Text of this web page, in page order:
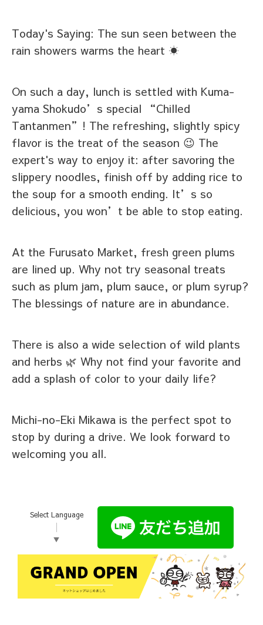
Today's Saying: The sun seen between the
rain showers warms the heart ☀️
On such a day, lunch is settled with Kuma-
yama Shokudo’s special “Chilled
Tantanmen”! The refreshing, slightly spicy
flavor is the treat of the season 😉 The
expert's way to enjoy it: after savoring the
slippery noodles, finish off by adding rice to
the soup for a smooth ending. It’s so
delicious, you won’t be able to stop eating.
At the Furusato Market, fresh green plums
are lined up. Why not try seasonal treats
such as plum jam, plum sauce, or plum syrup?
The blessings of nature are in abundance.
There is also a wide selection of wild plants
and herbs 🌿 Why not find your favorite and
add a splash of color to your daily life?
Michi-no-Eki Mikawa is the perfect spot to
stop by during a drive. We look forward to
welcoming you all.
Select Language
▼